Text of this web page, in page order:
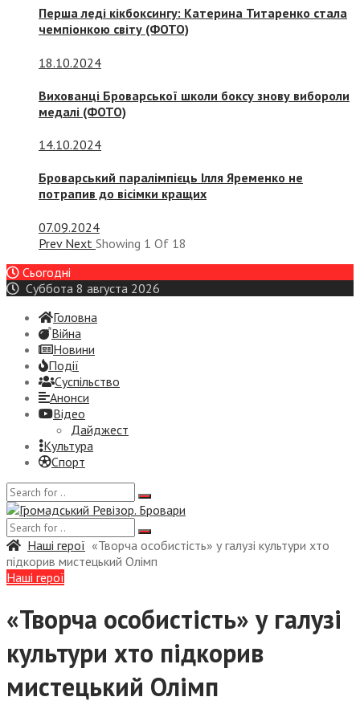
Перша леді кікбоксингу: Катерина Титаренко стала
чемпіонкою світу (ФОТО)
18.10.2024
Вихованці Броварської школи боксу знову вибороли
медалі (ФОТО)
14.10.2024
Броварський паралімпієць Ілля Яременко не
потрапив до вісімки кращих
07.09.2024
Prev Next Showing 1 Of 18
Сьогодні
Суббота 8 августа 2026
Головна
Війна
Новини
Події
Суспiльство
Анонси
Відео
Дайджест
Культура
Спорт
Наші герої «Творча особистість» у галузі культури хто
підкорив мистецький Олімп
Наші герої
«Творча особистість» у галузі
культури хто підкорив
мистецький Олімп